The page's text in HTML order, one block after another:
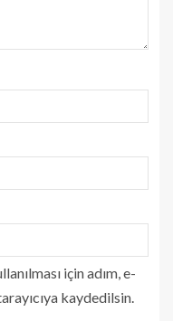
için adım, e-
kaydedilsin.